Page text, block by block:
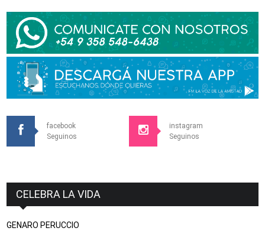
facebook
Seguinos
instagram
Seguinos
CELEBRA LA VIDA
GENARO PERUCCIO